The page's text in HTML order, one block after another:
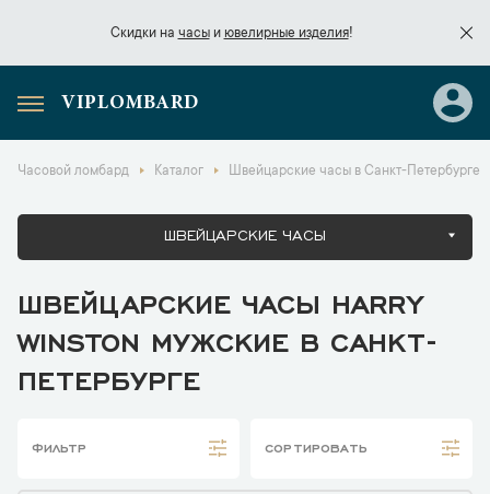
Скидки на часыи ювелирные изделия!
Скидки начасы
VIPLOMBARD
Часовой ломбард Каталог Швейцарские часы в Санкт-Петербурге
ШВЕЙЦАРСКИЕ ЧАСЫ
ШВЕЙЦАРСКИЕ ЧАСЫ HARRY
WINSTON МУЖСКИЕ В САНКТ-
ПЕТЕРБУРГЕ
ФИЛЬТР СОРТИРОВАТЬ